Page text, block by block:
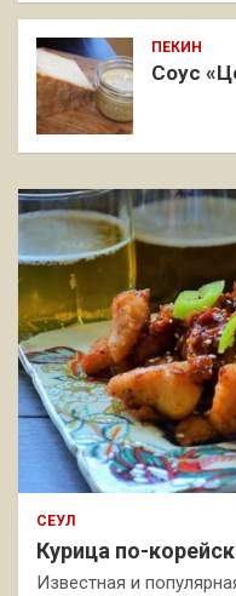
ПЕКИН
Соус
СЕУЛ
Курица по-
Известная и